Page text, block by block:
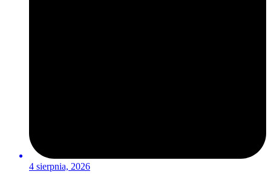
4 sierpnia, 2026